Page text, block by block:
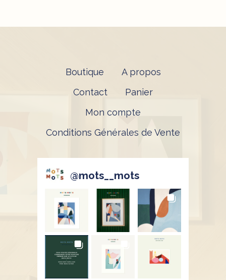
Boutique
A propos
Contact
Panier
Mon compte
Conditions Générales de Vente
@mots__mots